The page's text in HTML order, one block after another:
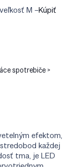
M –Kúpiť
spotrebiče >
efektom,
každej
tma, je LED